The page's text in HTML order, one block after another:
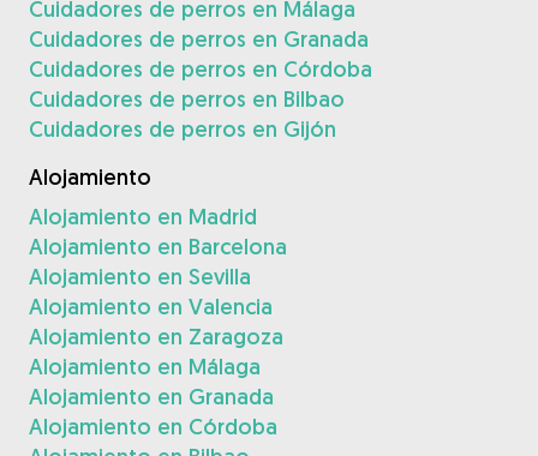
Cuidadores de perros en Málaga
Cuidadores de perros en Granada
Cuidadores de perros en Córdoba
Cuidadores de perros en Bilbao
Cuidadores de perros en Gijón
Alojamiento
Alojamiento en Madrid
Alojamiento en Barcelona
Alojamiento en Sevilla
Alojamiento en Valencia
Alojamiento en Zaragoza
Alojamiento en Málaga
Alojamiento en Granada
Alojamiento en Córdoba